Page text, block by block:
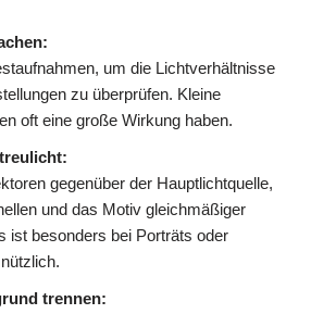
um die Lichtverhältnisse
zu überprüfen. Kleine
oft eine große Wirkung haben.
gegenüber der Hauptlichtquelle,
und das Motiv gleichmäßiger
ist besonders bei Porträts oder
trennen: